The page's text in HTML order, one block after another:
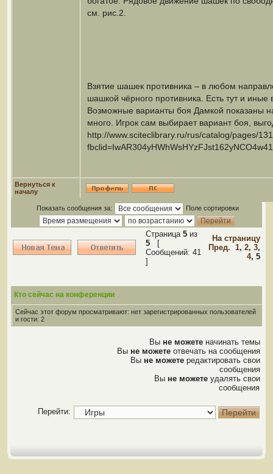
см. рис.2.
Взятие шашек противника – в любом
шашкой чёрного противника. Есть тут и
Возможные варианты боя Дамкой показаны
много. Игрок сам выбирает вариант боя,
http://www.sciteclibrary.ru/rus/catalog/pages/
Вернуться к
началу
Показать сообщения за: Поле сортировки
Страница 5 из
5 [
Сообщений: 41
]
На страницу
Пред. 1, 2, 3,
4, 5
Кто сейчас на конференции
Сейчас этот форум просматривают: нет зарегистрированных пользователей
и гости: 2
Вы не можете начинать темы
Вы не можете отвечать на сообщения
Вы не можете редактировать свои
сообщения
Вы не можете удалять свои
сообщения
Перейти: